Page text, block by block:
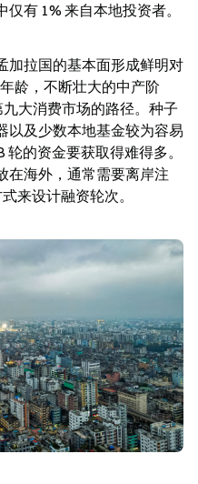
有 1% 来自本地投资者。
加拉国的基本面形成鲜明对
龄，不断壮大的中产阶
大消费市场的路径。种子
以及少数本地基金较为容易
的资金要获取得难得多。
在海外，通常需要离岸注
来设计融资轮次。